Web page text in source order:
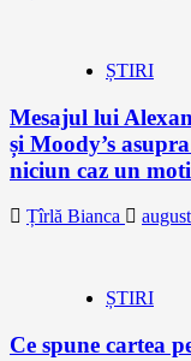
ȘTIRI
Mesajul lui
și Moody’s
niciun caz un
Țîrlă Bianca
ȘTIRI
Ce spune cartea